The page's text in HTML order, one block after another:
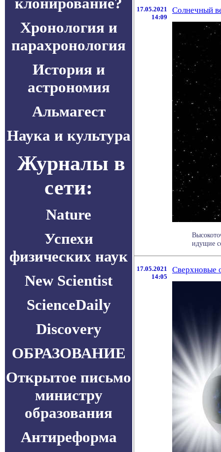
Хронология и
парахронология
История и
астрономия
Альмагест
Наука и культура
Журналы в
сети:
Nature
Успехи
физических наук
New Scientist
ScienceDaily
Discovery
ОБРАЗОВАНИЕ
Открытое письмо
министру
образования
Антиреформа
17.05.2021
14:09
Солнечный
идущие
17.05.2021
14:05
Сверхновые